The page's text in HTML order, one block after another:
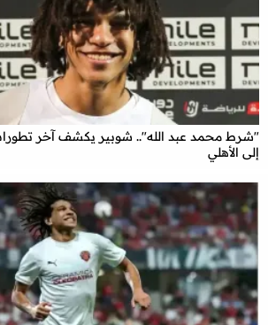
"شرط محمد عبد الله".. شوبير يكشف آخر
إلى الأهلي